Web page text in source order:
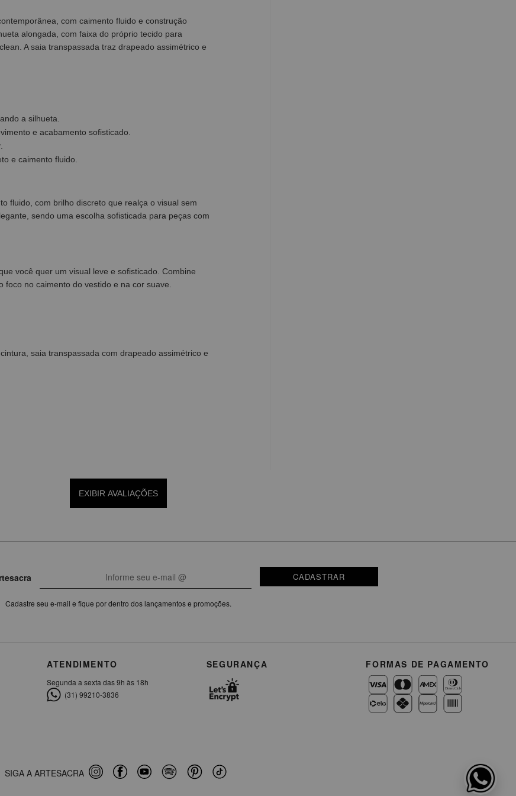
com caimento fluido e construção
alongada, com faixa do próprio tecido para
A saia transpassada traz drapeado assimétrico e
a silhueta.
e acabamento sofisticado.
e caimento fluido.
fluido, com brilho discreto que realça o visual sem
sendo uma escolha sofisticada para peças com
você quer um visual leve e sofisticado. Combine
no caimento do vestido e na cor suave.
saia transpassada com drapeado assimétrico e
EXIBIR AVALIAÇÕES
CADASTRAR
Cadastre seu e-mail e fique por dentro dos lançamentos e promoções.
ATENDIMENTO
Segunda a sexta das 9h às 18h
(31) 99210-3836
SEGURANÇA FORMAS DE PAGAMENTO
SIGA A ARTESACRA